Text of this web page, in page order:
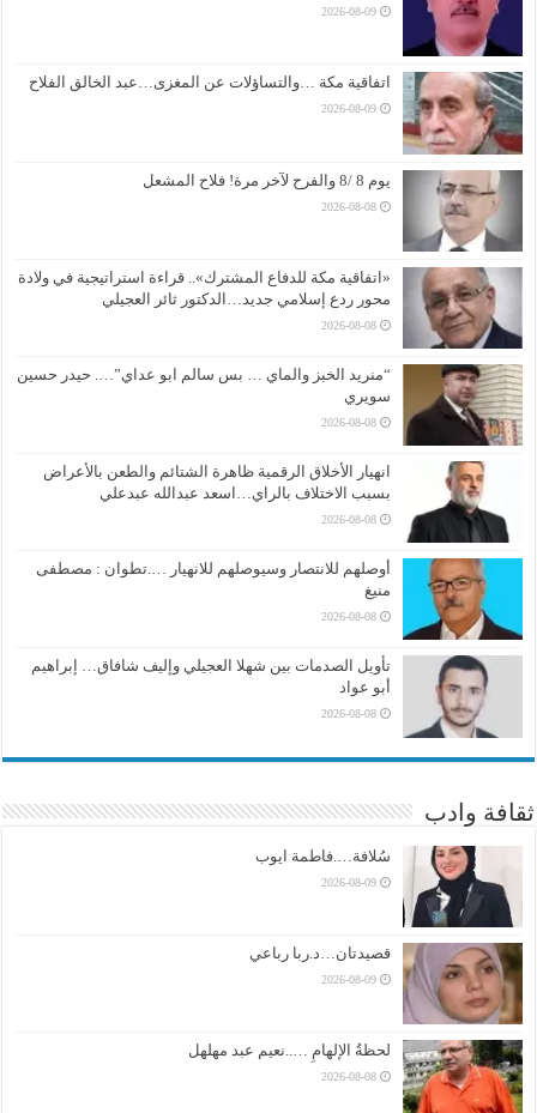
2026-08-09
اتفاقية مكة …والتساؤلات عن المغزى…عبد الخالق الفلاح
2026-08-09
يوم 8 /8 والفرح لآخر مرة! فلاح المشعل
2026-08-08
«اتفاقية مكة للدفاع المشترك».. قراءة استراتيجية في ولادة
محور ردع إسلامي جديد…الدكتور ثائر العجيلي
2026-08-08
“منريد الخبز والماي … بس سالم ابو عداي”…. حيدر حسين
سويري
2026-08-08
انهيار الأخلاق الرقمية ظاهرة الشتائم والطعن بالأعراض
بسبب الاختلاف بالراي…اسعد عبدالله عبدعلي
2026-08-08
أوصلهم للانتصار وسيوصلهم للانهيار ….تطوان : مصطفى
منيغ
2026-08-08
تأويل الصدمات بين شهلا العجيلي وإليف شافاق… إبراهيم
أبو عواد
2026-08-08
ثقافة وادب
سُلافة….فاطمة ايوب
2026-08-09
قصيدتان…د.ربا رباعي
2026-08-09
لحظةُ الإلهامِ …..نعيم عبد مهلهل
2026-08-08